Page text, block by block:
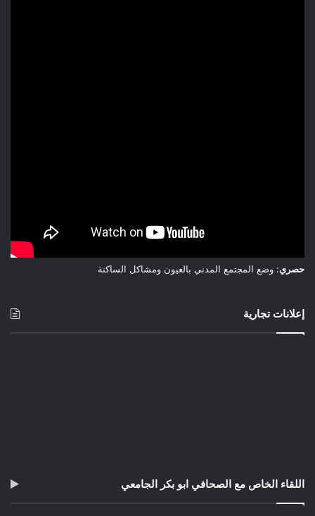
حصري: وضع المجتمع المدني بالعيون ومشاكل الساكنة
إعلانات تجارية
اللقاء الخاص مع الصحافي ابو بكر الجامعي